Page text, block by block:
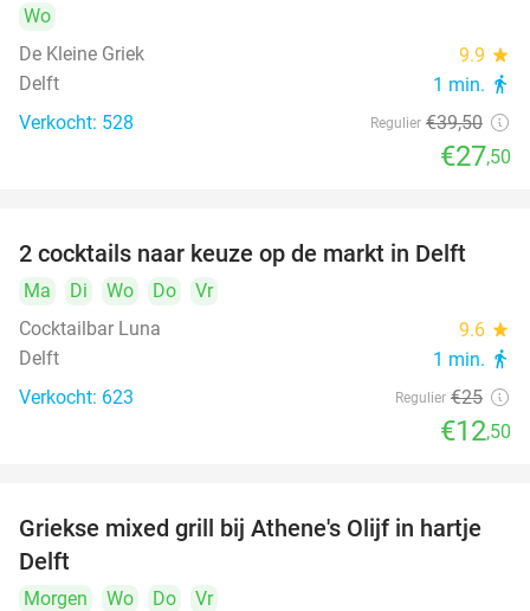
Wo
De Kleine Griek
9.9 star
Delft 1 min. directions_walk
Verkocht: 528 Regulier €39,50
€27,50
50%
2 cocktails naar keuze op de markt in Delft
Ma Di Wo Do
Vr
Cocktailbar Luna
9.6 star
Delft 1 min. directions_walk
Verkocht: 623 Regulier €25
€12,50
26%
Griekse mixed grill bij Athene's Olijf in hartje
Delft
Morgen Wo Do
Vr